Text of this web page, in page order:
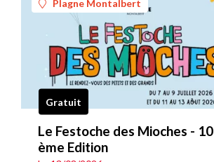
Plagne Montalbert
Gratuit
Le Festoche des Mioches - 10
ème Edition